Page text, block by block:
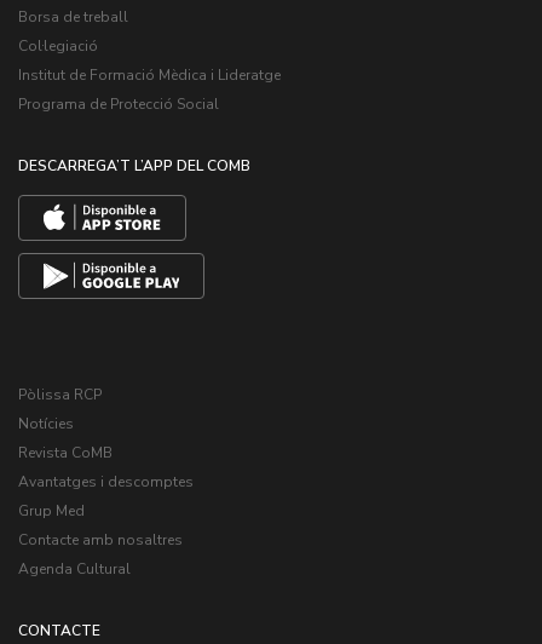
Borsa de treball
Col·legiació
Institut de Formació Mèdica i Lideratge
Programa de Protecció Social
DESCARREGA’T L’APP DEL COMB
Pòlissa RCP
Notícies
Revista CoMB
Avantatges i descomptes
Grup Med
Contacte amb nosaltres
Agenda Cultural
CONTACTE